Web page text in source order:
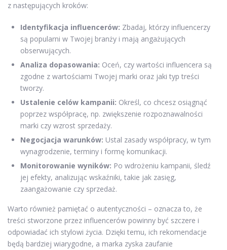
z następujących kroków:
Identyfikacja influencerów: Zbadaj, którzy influencerzy
są popularni w Twojej branży i mają angażujących
obserwujących.
Analiza dopasowania: Oceń, czy wartości influencera są
zgodne z wartościami Twojej marki oraz jaki typ treści
tworzy.
Ustalenie celów kampanii: Określ, co chcesz osiągnąć
poprzez współpracę, np. zwiększenie rozpoznawalności
marki czy wzrost sprzedaży.
Negocjacja warunków: Ustal zasady współpracy, w tym
wynagrodzenie, terminy i formę komunikacji.
Monitorowanie wyników: Po wdrożeniu kampanii, śledź
jej efekty, analizując wskaźniki, takie jak zasięg,
zaangażowanie czy sprzedaż.
Warto również pamiętać o autentyczności – oznacza to, że
treści stworzone przez influencerów powinny być szczere i
odpowiadać ich stylowi życia. Dzięki temu, ich rekomendacje
będą bardziej wiarygodne, a marka zyska zaufanie